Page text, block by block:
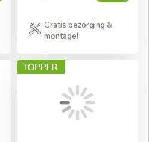
Gratis bezorging &
montage!